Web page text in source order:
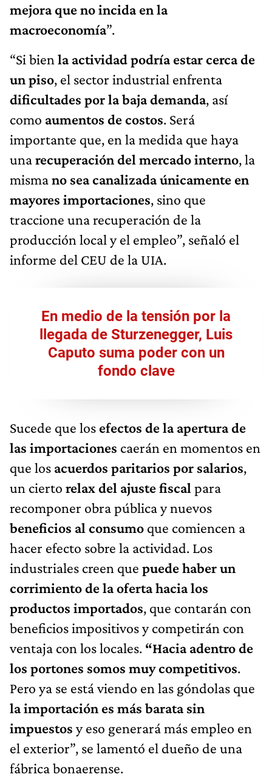
mejora que no incida en la
macroeconomía”.
“Si bien la actividad podría estar cerca de
un piso, el sector industrial enfrenta
dificultades por la baja demanda, así
como aumentos de costos. Será
importante que, en la medida que haya
unarecuperación del mercado interno, la
mismano sea canalizada únicamente en
mayores importaciones, sino que
traccione una recuperación de la
producción local y el empleo”, señaló el
informe del CEU de la UIA.
En medio de la tensión por la
llegada de Sturzenegger, Luis
Caputo suma poder con un
fondo clave
Sucede que los efectos de la apertura de
las importaciones caerán en momentos en
que los acuerdos paritarios por salarios,
un cierto relax del ajuste fiscal para
recomponer obra pública y nuevos
beneficios al consumo que comiencen a
hacer efecto sobre la actividad. Los
industriales creen que puede haber un
corrimiento de la oferta hacia los
productos importados, que contarán con
beneficios impositivos y competirán con
ventaja con los locales. “Hacia adentro de
los portones somos muy competitivos.
Pero ya se está viendo en las góndolas que
la importación es más barata sin
impuestos y eso generará más empleo en
el exterior”, se lamentó el dueño de una
fábrica bonaerense.